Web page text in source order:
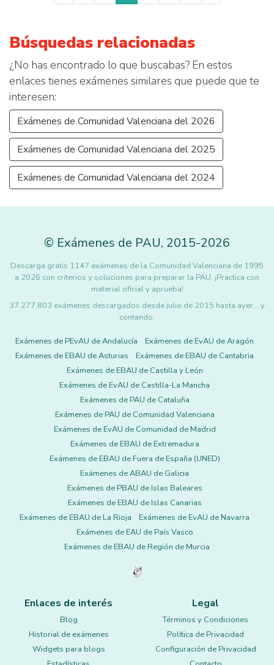
Búsquedas relacionadas
¿No has encontrado lo que buscabas? En estos
enlaces tienes exámenes similares que puede que te
interesen:
Exámenes de Comunidad Valenciana del 2026
Exámenes de Comunidad Valenciana del 2025
Exámenes de Comunidad Valenciana del 2024
© Exámenes de PAU, 2015-2026
Descarga gratis 1147 exámenes de la Comunidad Valenciana de 1995
a 2026 con criterios y soluciones para preparar la PAU. ¡Practica con
material oficial y aprueba!
37.277.803 exámenes descargados desde julio de 2015 hasta ayer... y
contando.
Exámenes de PEvAU de Andalucía
Exámenes de EvAU de Aragón
Exámenes de EBAU de Asturias
Exámenes de EBAU de Cantabria
Exámenes de EBAU de Castilla y León
Exámenes de EvAU de Castilla-La Mancha
Exámenes de PAU de Cataluña
Exámenes de PAU de Comunidad Valenciana
Exámenes de EvAU de Comunidad de Madrid
Exámenes de EBAU de Extremadura
Exámenes de EBAU de Fuera de España (UNED)
Exámenes de ABAU de Galicia
Exámenes de PBAU de Islas Baleares
Exámenes de EBAU de Islas Canarias
Exámenes de EBAU de La Rioja
Exámenes de EvAU de Navarra
Exámenes de EAU de País Vasco
Exámenes de EBAU de Región de Murcia
Enlaces de interés
Blog
Historial de exámenes
Widgets para blogs
Legal
Términos y Condiciones
Política de Privacidad
Configuración de Privacidad